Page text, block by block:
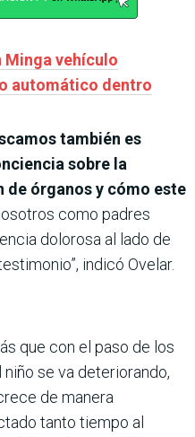
Minga vehículo
automático dentro
también es
sobre la
órganos y cómo este
como padres
dolorosa al lado de
indicó Ovelar.
que con el paso de los
se va deteriorando,
de manera
tanto tiempo al